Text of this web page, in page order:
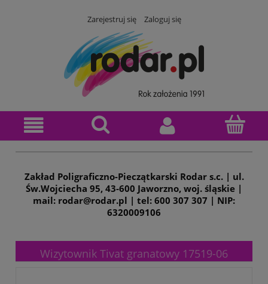
Zarejestruj się Zaloguj się
Zakład Poligraficzno-Pieczątkarski Rodar s.c. | ul.
Św.Wojciecha 95, 43-600 Jaworzno, woj. śląskie |
mail: rodar@rodar.pl | tel: 600 307 307 | NIP:
6320009106
Wizytownik Tivat granatowy 17519-06